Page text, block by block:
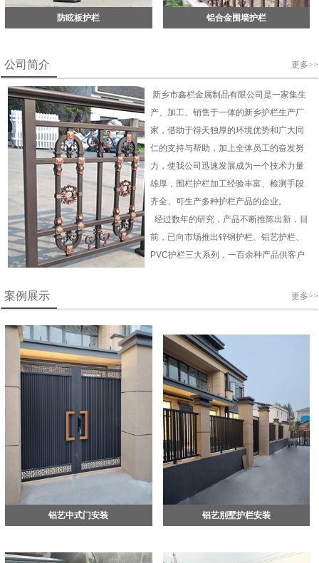
防眩板护栏 铝合金围墙护栏
公司简介 更多>>
新乡市鑫栏金属制品有限公司是一家集生
产、加工、销售于一体的新乡护栏生产厂
家，借助于得天独厚的环境优势和广大同
仁的支持与帮助，加上全体员工的奋发努
力，使我公司迅速发展成为一个技术力量
雄厚，围栏护栏加工经验丰富、检测手段
齐全、可生产多种护栏产品的企业。
经过数年的研究，产品不断推陈出新，目
前，已向市场推出锌钢护栏、铝艺护栏、
PVC护栏三大系列，一百余种产品供客户
开发区、居民小区、园林及各类企事业单
位的装饰美化及安全防护工程。
我们自始至终坚持"品质优越、诚信为
本"的企业宗旨，面对日益竞争激烈的市
场，我们会以更高的效率、更高的质量不
断推出新产品，满足广大顾客的需求。我
公司员工团结奋进，将会以严谨的工作作
风，优良的产品质量、完善的服务体系，
赢得了新老客户的信赖和赞誉。我们期待
与五湖四海的广大朋友合作共赢，共谋发
展，期待与您的合作。
案例展示 更多>>
铝艺中式门安装 铝艺别墅护栏安装